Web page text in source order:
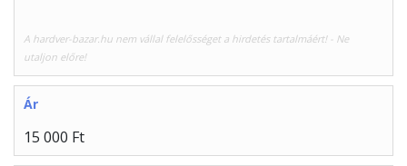
A hardver-bazar.hu nem vállal felelősséget a hirdetés tartalmáért! - Ne
utaljon előre!
Ár
15 000 Ft